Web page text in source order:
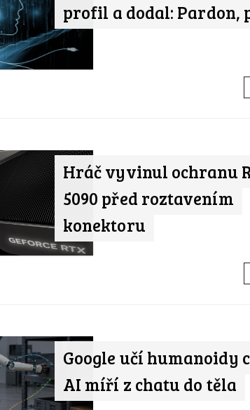
profil a dodal: Pardon,
Hráč vyvinul ochranu
5090 před roztavením
konektoru
Google učí humanoidy
AI míří z chatu do těla